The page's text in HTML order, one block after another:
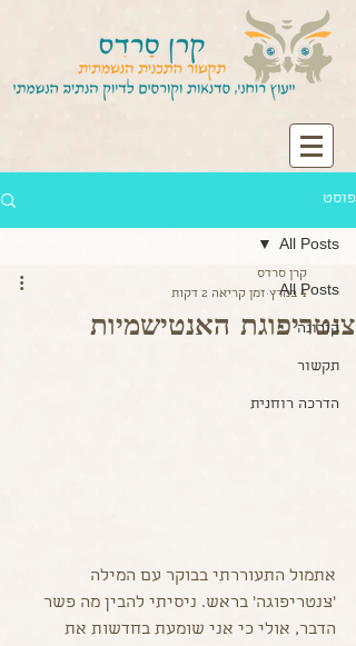
פוסט
All Posts
קורונה
תקשור
הדרכה רוחנית
All Posts
צנטריפוגת האנטישמיות
קרן סרדס
4 במרץ
זמן קריאה 2 דקות
אתמול התעוררתי בבוקר עם המילה
'צנטריפוגה' בראש. ניסיתי להבין מה פשר
הדבר, אולי כי אני שומעת בחדשות את